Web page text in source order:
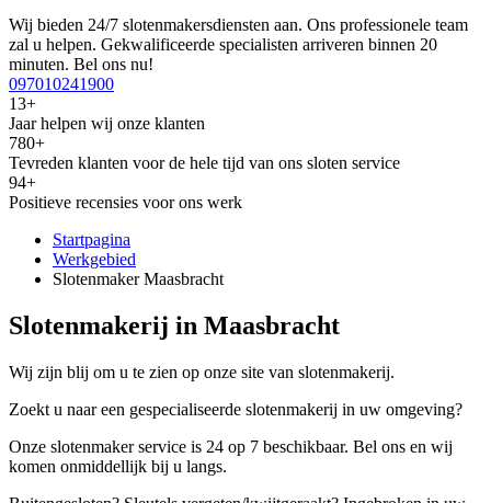
Wij bieden 24/7 slotenmakersdiensten aan. Ons professionele team
zal u helpen. Gekwalificeerde specialisten arriveren binnen 20
minuten. Bel ons nu!
097010241900
13+
Jaar helpen wij onze klanten
780+
Tevreden klanten voor de hele tijd van ons sloten service
94+
Positieve recensies voor ons werk
Startpagina
Werkgebied
Slotenmaker Maasbracht
Slotenmakerij in Maasbracht
Wij zijn blij om u te zien op onze site van slotenmakerij.
Zoekt u naar een gespecialiseerde slotenmakerij in uw omgeving?
Onze slotenmaker service is 24 op 7 beschikbaar. Bel ons en wij
komen onmiddellijk bij u langs.